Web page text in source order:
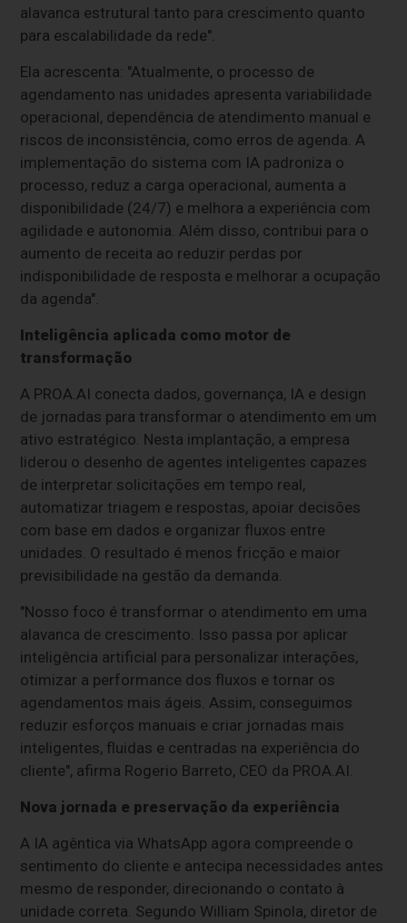
alavanca estrutural tanto para crescimento quanto
para escalabilidade da rede".
Ela acrescenta: "Atualmente, o processo de
agendamento nas unidades apresenta variabilidade
operacional, dependência de atendimento manual e
riscos de inconsistência, como erros de agenda. A
implementação do sistema com IA padroniza o
processo, reduz a carga operacional, aumenta a
disponibilidade (24/7) e melhora a experiência com
agilidade e autonomia. Além disso, contribui para o
aumento de receita ao reduzir perdas por
indisponibilidade de resposta e melhorar a ocupação
da agenda".
Inteligência aplicada como motor de
transformação
A PROA.AI conecta dados, governança, IA e design
de jornadas para transformar o atendimento em um
ativo estratégico. Nesta implantação, a empresa
liderou o desenho de agentes inteligentes capazes
de interpretar solicitações em tempo real,
automatizar triagem e respostas, apoiar decisões
com base em dados e organizar fluxos entre
unidades. O resultado é menos fricção e maior
previsibilidade na gestão da demanda.
"Nosso foco é transformar o atendimento em uma
alavanca de crescimento. Isso passa por aplicar
inteligência artificial para personalizar interações,
otimizar a performance dos fluxos e tornar os
agendamentos mais ágeis. Assim, conseguimos
reduzir esforços manuais e criar jornadas mais
inteligentes, fluidas e centradas na experiência do
cliente", afirma Rogerio Barreto, CEO da PROA.AI.
Nova jornada e preservação da experiência
A IA agêntica via WhatsApp agora compreende o
sentimento do cliente e antecipa necessidades antes
mesmo de responder, direcionando o contato à
unidade correta. Segundo William Spinola, diretor de